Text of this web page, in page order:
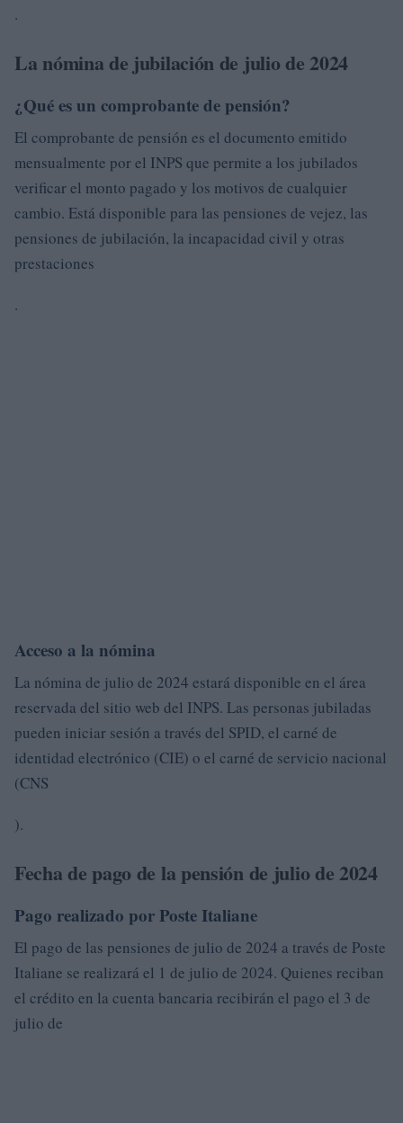
.
La nómina de jubilación de julio de 2024
¿Qué es un comprobante de pensión?
El comprobante de pensión es el documento emitido
mensualmente por el INPS que permite a los jubilados
verificar el monto pagado y los motivos de cualquier
cambio. Está disponible para las pensiones de vejez, las
pensiones de jubilación, la incapacidad civil y otras
prestaciones
.
Acceso a la nómina
La nómina de julio de 2024 estará disponible en el área
reservada del sitio web del INPS. Las personas jubiladas
pueden iniciar sesión a través del SPID, el carné de
identidad electrónico (CIE) o el carné de servicio nacional
(CNS
).
Fecha de pago de la pensión de julio de 2024
Pago realizado por Poste Italiane
El pago de las pensiones de julio de 2024 a través de Poste
Italiane se realizará el 1 de julio de 2024. Quienes reciban
el crédito en la cuenta bancaria recibirán el pago el 3 de
julio de